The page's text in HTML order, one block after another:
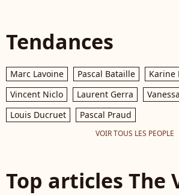
Tendances
Marc Lavoine Pascal Bataille
Karine
Vincent Niclo
Laurent Gerra
Louis Ducruet
Pascal Praud
VOIR TOUS LES PEOPLE
Top articles The